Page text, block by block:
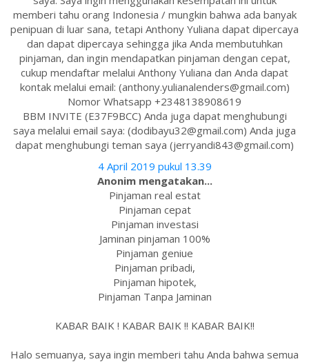
memberi tahu orang Indonesia / mungkin bahwa ada banyak
penipuan di luar sana, tetapi Anthony Yuliana dapat dipercaya
dan dapat dipercaya sehingga jika Anda membutuhkan
pinjaman, dan ingin mendapatkan pinjaman dengan cepat,
cukup mendaftar melalui Anthony Yuliana dan Anda dapat
kontak melalui email: (anthony.yulianalenders@gmail.com)
Nomor Whatsapp +2348138908619
BBM INVITE (E37F9BCC) Anda juga dapat menghubungi
saya melalui email saya: (dodibayu32@gmail.com) Anda juga
dapat menghubungi teman saya (jerryandi843@gmail.com)
4 April 2019 pukul 13.39
Anonim mengatakan...
Pinjaman real estat
Pinjaman cepat
Pinjaman investasi
Jaminan pinjaman 100%
Pinjaman geniue
Pinjaman pribadi,
Pinjaman hipotek,
Pinjaman Tanpa Jaminan
KABAR BAIK ! KABAR BAIK !! KABAR BAIK!!
Halo semuanya, saya ingin memberi tahu Anda bahwa semua